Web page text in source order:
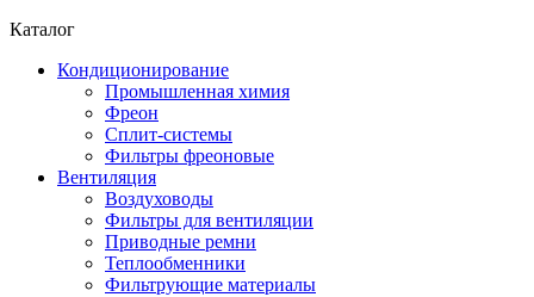
Каталог
Кондиционирование
Промышленная химия
Фреон
Сплит-системы
Фильтры фреоновые
Вентиляция
Воздуховоды
Фильтры для вентиляции
Приводные ремни
Теплообменники
Фильтрующие материалы